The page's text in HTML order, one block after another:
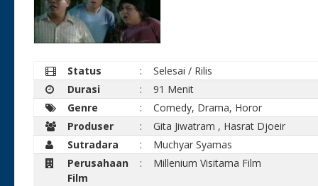
Status :
Selesai / Rilis
Durasi
:
91 Menit
Genre
:
Comedy, Drama, Horor
Produser
: Gita Jiwatram , Hasrat Djoeir
Sutradara
:
Muchyar Syamas
Perusahaan
Film
: Millenium Visitama Film